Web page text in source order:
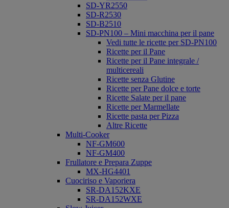
SD-YR2550
SD-R2530
SD-B2510
SD-PN100 – Mini macchina per il pane
Vedi tutte le ricette per SD-PN100
Ricette per il Pane
Ricette per il Pane integrale /
multicereali
Ricette senza Glutine
Ricette per Pane dolce e torte
Ricette Salate per il pane
Ricette per Marmellate
Ricette pasta per Pizza
Altre Ricette
Multi-Cooker
NF-GM600
NF-GM400
Frullatore e Prepara Zuppe
MX-HG4401
Cuociriso e Vaporiera
SR-DA152KXE
SR-DA152WXE